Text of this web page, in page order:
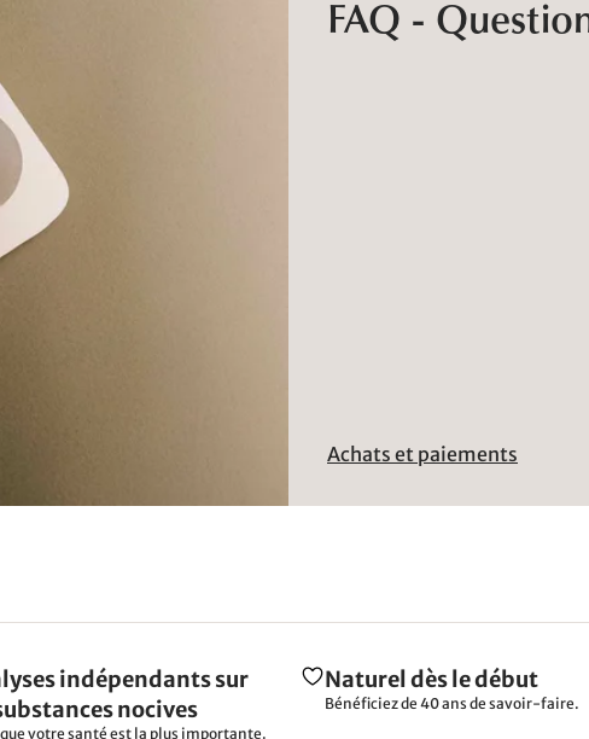
FAQ -
Achats et paiements
indépendants sur
nocives
que votre santé est la plus importante.
Naturel dès le début
Bénéficiez de 40 ans de savoir-faire.